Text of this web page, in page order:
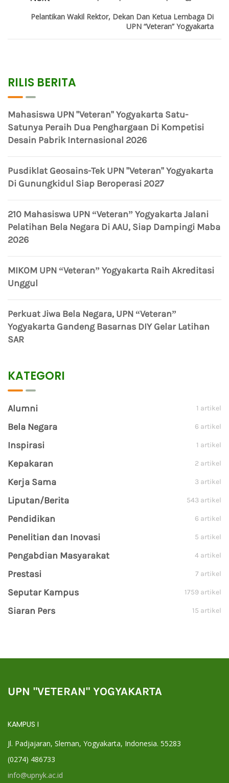
Pelantikan Wakil Rektor, Dekan Dan Ketua Lembaga Di
UPN “Veteran” Yogyakarta
RILIS BERITA
Mahasiswa UPN "Veteran" Yogyakarta Satu-
Satunya Peraih Dua Penghargaan Di Kompetisi
Desain Pabrik Internasional 2026
Pusdiklat Geosains-Tek UPN "Veteran" Yogyakarta
Di Gunungkidul Siap Beroperasi 2027
210 Mahasiswa UPN “Veteran” Yogyakarta Jalani
Pelatihan Bela Negara Di AAU, Siap Dampingi Maba
2026
MIKOM UPN “Veteran” Yogyakarta Raih Akreditasi
Unggul
Perkuat Jiwa Bela Negara, UPN “Veteran”
Yogyakarta Gandeng Basarnas DIY Gelar Latihan
SAR
KATEGORI
Alumni 1 artikel
Bela Negara 6 artikel
Inspirasi 1 artikel
Kepakaran 2 artikel
Kerja Sama 3 artikel
Liputan/Berita 543 artikel
Pendidikan 6 artikel
Penelitian dan Inovasi 5 artikel
Pengabdian Masyarakat 4 artikel
Prestasi 7 artikel
Seputar Kampus 1759 artikel
Siaran Pers 15 artikel
UPN "VETERAN" YOGYAKARTA
KAMPUS I
Jl. Padjajaran, Sleman, Yogyakarta, Indonesia. 55283
(0274) 486733
info@upnyk.ac.id